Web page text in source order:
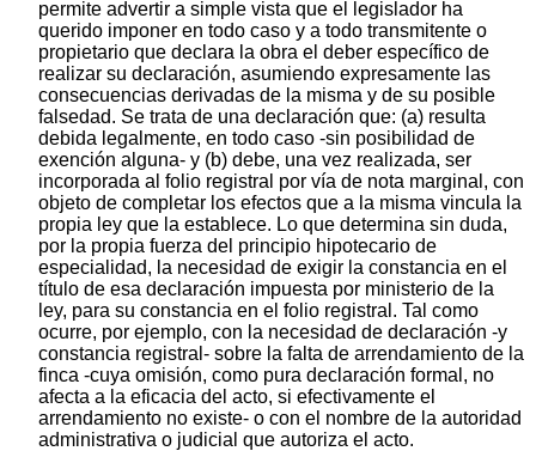
permite advertir a simple vista que el legislador ha
querido imponer en todo caso y a todo transmitente o
propietario que declara la obra el deber específico de
realizar su declaración, asumiendo expresamente las
consecuencias derivadas de la misma y de su posible
falsedad. Se trata de una declaración que: (a) resulta
debida legalmente, en todo caso -sin posibilidad de
exención alguna- y (b) debe, una vez realizada, ser
incorporada al folio registral por vía de nota marginal, con
objeto de completar los efectos que a la misma vincula la
propia ley que la establece. Lo que determina sin duda,
por la propia fuerza del principio hipotecario de
especialidad, la necesidad de exigir la constancia en el
título de esa declaración impuesta por ministerio de la
ley, para su constancia en el folio registral. Tal como
ocurre, por ejemplo, con la necesidad de declaración -y
constancia registral- sobre la falta de arrendamiento de la
finca -cuya omisión, como pura declaración formal, no
afecta a la eficacia del acto, si efectivamente el
arrendamiento no existe- o con el nombre de la autoridad
administrativa o judicial que autoriza el acto.